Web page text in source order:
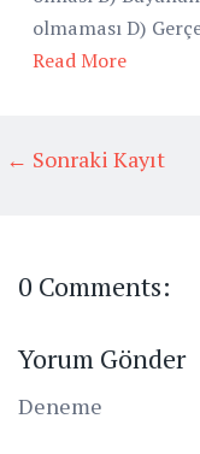
olmaması D)
Read More
← Sonraki Kayıt
0 Comments:
Yorum Gönder
Deneme